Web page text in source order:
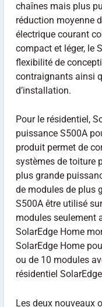
chaînes mais plus
réduction moyenne
électrique courant
compact et léger, le
flexibilité de
contraignants ainsi
d’installation.
Pour le résidentiel,
puissance S500A
produit permet de
systèmes de toiture
plus grande
de modules de plus
S500A être utilisé
modules seulement
SolarEdge Home
SolarEdge Home
ou de 10 modules
résidentiel
Les deux nouveaux